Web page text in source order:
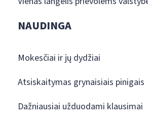
NAUDINGA
Mokesčiai ir jų dydžiai
Atsiskaitymas grynaisiais pinigais
Dažniausiai užduodami klausimai